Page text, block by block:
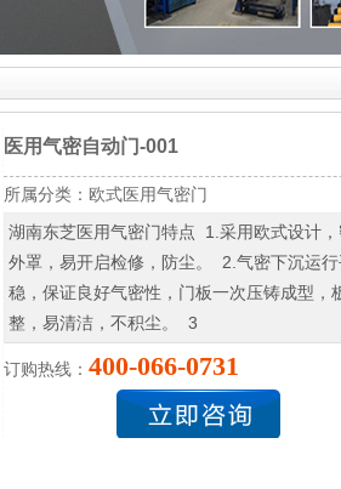
医用气密自动门-001
所属分类： 欧式医用气密门
湖南东芝医用气密门特点 1.采用欧式设计
外罩，易开启检修，防尘。 2.气密下沉运
稳，保证良好气密性，门板一次压铸成型，
整，易清洁，不积尘。 3
订购热线： 400-066-0731